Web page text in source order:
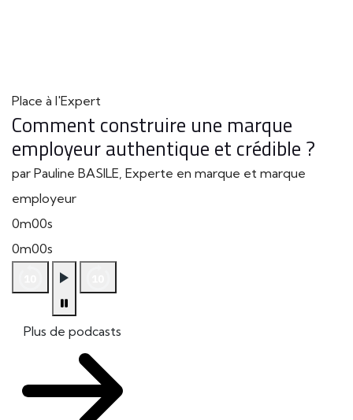
Place à l'Expert
Comment construire une marque
employeur authentique et crédible ?
par Pauline BASILE, Experte en marque et marque
employeur
0m00s
0m00s
Plus de podcasts